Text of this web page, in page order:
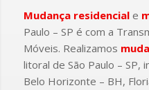
Mudança residenciale
Paulo – SP é com a
Móveis. Realizamos
litoral de São Paulo – SP,
Belo Horizonte – BH,